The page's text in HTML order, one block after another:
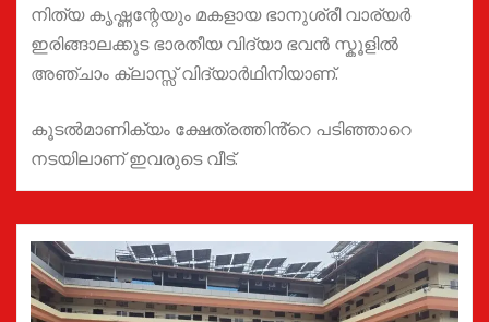
നിത്യ കൃഷ്ണന്റേയും മകളായ ഭാനുശ്രീ വാര്യർ
ഇരിങ്ങാലക്കുട ഭാരതീയ വിദ്യാ ഭവൻ സ്കൂളിൽ
അഞ്ചാം ക്ലാസ്സ് വിദ്യാർഥിനിയാണ്.
കൂടൽമാണിക്യം ക്ഷേത്രത്തിൻ്റെ പടിഞ്ഞാറെ
നടയിലാണ് ഇവരുടെ വീട്.